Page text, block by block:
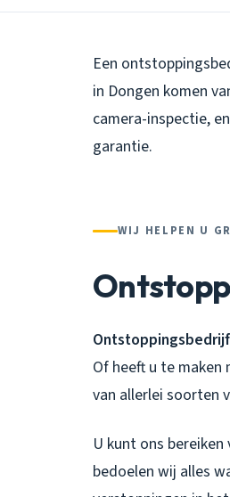
Een
in Dongen komen
camera-inspectie,
garantie.
WIJ HELPEN U
Of heeft u te maken
van allerlei soorten
U kunt ons
bedoelen wij alles